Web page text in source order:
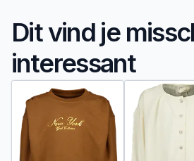
Dit vind je
interessant